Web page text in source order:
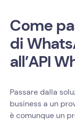
Come
di
all’API
Passare dalla
business a un
è comunque un